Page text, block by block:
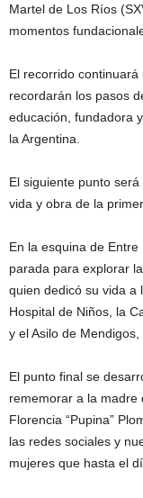
Martel de Los Ríos
momentos
El recorrido
recordarán los pasos
educación, fundadora
la Argentina.
El siguiente punto
vida y obra de la
En la esquina de
parada para explorar
quien dedicó su vida a
Hospital de Niños, la
y el Asilo de
El punto final se
rememorar a la madre
Florencia “Pupina”
las redes sociales y
mujeres que hasta el